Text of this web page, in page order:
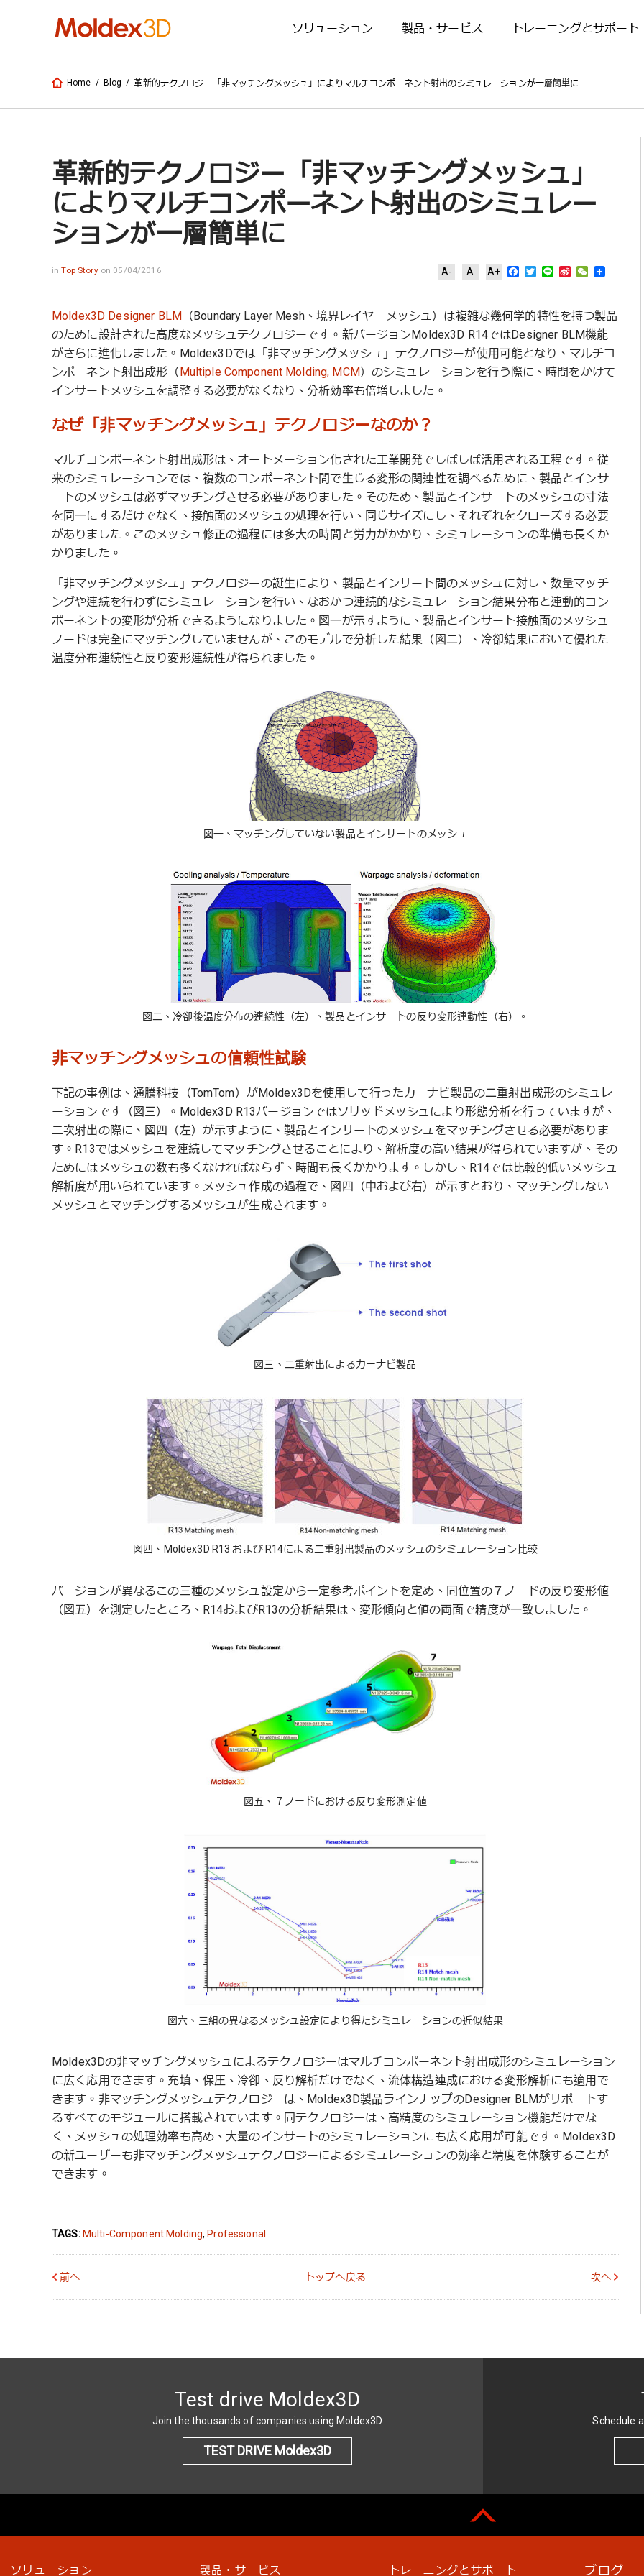
ソリューション 製品・サービス トレーニングとサポート
Home / Blog / 革新的テクノロジー「非マッチングメッシュ」によりマルチコンポーネント射出のシミュレーションが一層簡単に
革新的テクノロジー「非マッチングメッシュ」
によりマルチコンポーネント射出のシミュレー
ションが一層簡単に
inTop Story on 05/04/2016 A- A A+ Facebook
Twitter
LineSinaWeChat
Moldex3D Designer BLM（Boundary Layer Mesh、境界レイヤーメッシュ）は複雑な幾何学的特性を持つ製品
のために設計された高度なメッシュテクノロジーです。新バージョンMoldex3D R14ではDesigner BLM機能
がさらに進化しました。Moldex3Dでは「非マッチングメッシュ」テクノロジーが使用可能となり、マルチコ
ンポーネント射出成形（Multiple Component Molding, MCM）のシミュレーションを行う際に、時間をかけて
インサートメッシュを調整する必要がなくなり、分析効率も倍増しました。
なぜ「非マッチングメッシュ」テクノロジーなのか？
マルチコンポーネント射出成形は、オートメーション化された工業開発でしばしば活用される工程です。従
来のシミュレーションでは、複数のコンポーネント間で生じる変形の関連性を調べるために、製品とインサ
ートのメッシュは必ずマッチングさせる必要がありました。そのため、製品とインサートのメッシュの寸法
を同一にするだけでなく、接触面のメッシュの処理を行い、同じサイズにし、それぞれをクローズする必要
がありました。このメッシュ修正の過程には多大の時間と労力がかかり、シミュレーションの準備も長くか
かりました。
「非マッチングメッシュ」テクノロジーの誕生により、製品とインサート間のメッシュに対し、数量マッチ
ングや連続を行わずにシミュレーションを行い、なおかつ連続的なシミュレーション結果分布と連動的コン
ポーネントの変形が分析できるようになりました。図一が示すように、製品とインサート接触面のメッシュ
ノードは完全にマッチングしていませんが、このモデルで分析した結果（図二）、冷卻結果において優れた
温度分布連続性と反り変形連続性が得られました。
図一、マッチングしていない製品とインサートのメッシュ
図二、冷卻後温度分布の連続性（左）、製品とインサートの反り変形連動性（右）。
非マッチングメッシュの信頼性試験
下記の事例は、通騰科技（TomTom）がMoldex3Dを使用して行ったカーナビ製品の二重射出成形のシミュレ
ーションです（図三）。Moldex3D R13バージョンではソリッドメッシュにより形態分析を行っていますが、
二次射出の際に、図四（左）が示すように、製品とインサートのメッシュをマッチングさせる必要がありま
す。R13ではメッシュを連続してマッチングさせることにより、解析度の高い結果が得られていますが、その
ためにはメッシュの数も多くなければならず、時間も長くかかります。しかし、R14では比較的低いメッシュ
解析度が用いられています。メッシュ作成の過程で、図四（中および右）が示すとおり、マッチングしない
メッシュとマッチングするメッシュが生成されます。
図三、二重射出によるカーナビ製品
図四、Moldex3D R13 および R14による二重射出製品のメッシュのシミュレーション比較
バージョンが異なるこの三種のメッシュ設定から一定参考ポイントを定め、同位置の７ノードの反り変形値
（図五）を測定したところ、R14およびR13の分析結果は、変形傾向と値の両面で精度が一致しました。
図五、７ノードにおける反り変形測定値
図六、三組の異なるメッシュ設定により得たシミュレーションの近似結果
Moldex3Dの非マッチングメッシュによるテクノロジーはマルチコンポーネント射出成形のシミュレーション
に広く応用できます。充填、保圧、冷卻、反り解析だけでなく、流体構造連成における変形解析にも適用で
きます。非マッチングメッシュテクノロジーは、Moldex3D製品ラインナップのDesigner BLMがサポートす
るすべてのモジュールに搭載されています。同テクノロジーは、高精度のシミュレーション機能だけでな
く、メッシュの処理効率も高め、大量のインサートのシミュレーションにも広く応用が可能です。Moldex3D
の新ユーザーも非マッチングメッシュテクノロジーによるシミュレーションの効率と精度を体験することが
できます。
TAGS: Multi-Component Molding, Professional
前へ トップへ戻る 次へ
Test drive Moldex3D
Join the thousands of companies using Moldex3D
TEST DRIVE Moldex3D
Schedule
ソリューション 製品・サービス トレーニングとサポート ブログ